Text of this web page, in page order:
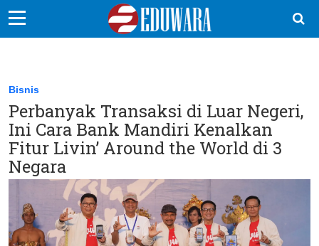
Sekolah Kita
Vokasi
Kampus
Idea
EduDana
Bisnis
Perbanyak Transaksi di Luar Negeri,
Ini Cara Bank Mandiri Kenalkan
Fitur Livin’ Around the World di 3
Negara